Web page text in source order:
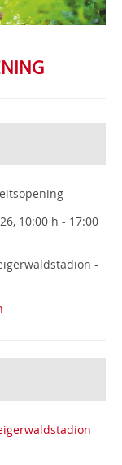
, 10:00 h - 17:00
-